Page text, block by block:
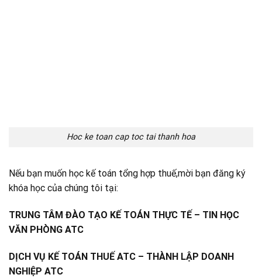
Hoc ke toan cap toc tai thanh hoa
Nếu bạn muốn học kế toán tổng hợp thuế,mời bạn đăng ký
khóa học của chúng tôi tại:
TRUNG TÂM ĐÀO TẠO KẾ TOÁN THỰC TẾ – TIN HỌC
VĂN PHÒNG ATC
DỊCH VỤ KẾ TOÁN THUẾ ATC – THÀNH LẬP DOANH
NGHIỆP ATC